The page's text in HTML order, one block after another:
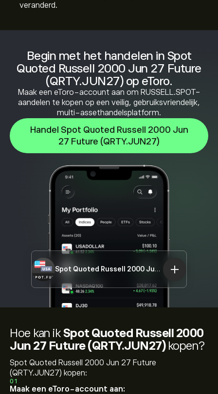
Begin met het handelen in Spot
Quoted Russell 2000 Jun 27 Future
(QRTY.JUN27) op eToro.
Maak een eToro-account aan om RUSSELL.SPOT-
aandelen te kopen op een veilig, gebruiksvriendelijk,
multi-assethandelsplatform.
Handel Spot Quoted Russell 2000 Jun
27 Future (QRTY.JUN27)
Spot Quoted Russell 2000 Jun 27 Future (QRTY.JUN27)
veranderd.
Hoe kan ikSpot Quoted Russell 2000
Jun 27 Future (QRTY.JUN27) kopen?
Spot Quoted Russell 2000 Jun 27 Future
(QRTY.JUN27) kopen:
01
Maak een eToro-account aan: